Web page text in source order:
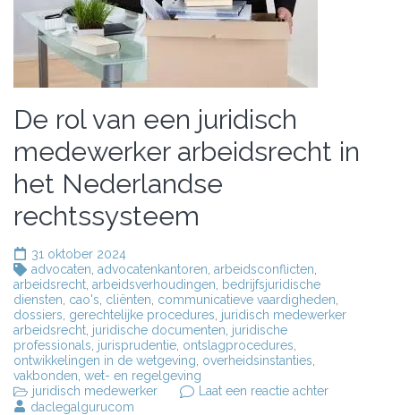
De rol van een juridisch
medewerker arbeidsrecht in
het Nederlandse
rechtssysteem
31 oktober 2024
advocaten advocatenkantoren arbeidsconflicten
arbeidsrecht arbeidsverhoudingen bedrijfsjuridische
diensten cao's cliënten communicatieve vaardigheden
dossiers gerechtelijke procedures juridisch medewerker
arbeidsrecht juridische documenten juridische
professionals jurisprudentie ontslagprocedures
ontwikkelingen in de wetgeving overheidsinstanties
vakbonden wet- en regelgeving
juridisch medewerker
Laat een reactie achterop
daclegalgurucom